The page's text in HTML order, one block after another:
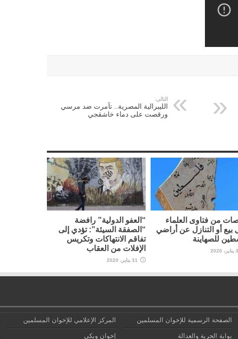
التالي:
الليبرالية المصرية.. تآمرت ضد مرسي
ورقصت على دماء خاشقجي
من فتاوى العلماء
بيع أو التنازل عن أراضي
للصهاينة
2020
“العفو الدولية” رافضة
“الصفقة السيئة”: تؤدي إلى
تفاقم الانتهاكات وتكريس
الإفلات من العقاب
31 يناير، 2020
الصفحة الرسمية للإخوان المسلمين المركز الإعلامي للإخوان المسلمين
بوابة الحرية والعدالة إخوان ويكي